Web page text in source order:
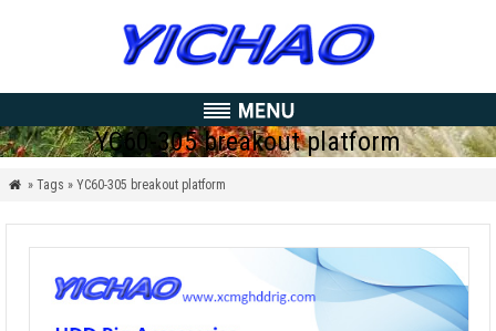
YC60-305 breakout platform
 » Tags » YC60-305 breakout platform